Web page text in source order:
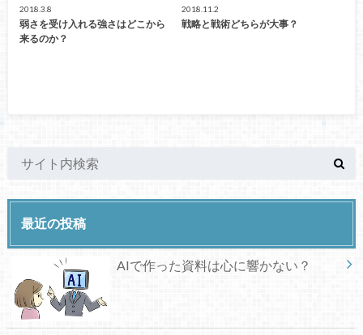
2018.3.8
弱さを受け入れる強さはどこから
来るのか？
2018.11.2
戦略と戦術どちらが大事？
最近の投稿
AIで作った資料は心に響かない？